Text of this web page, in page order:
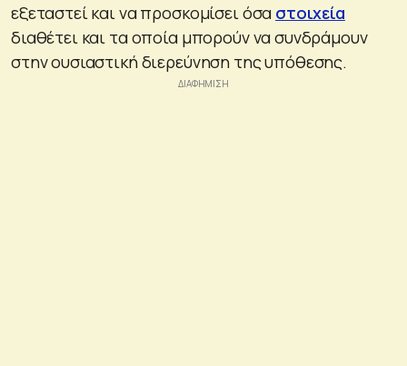
εξεταστεί και να προσκομίσει όσα στοιχεία
διαθέτει και τα οποία μπορούν να συνδράμουν
στην ουσιαστική διερεύνηση της υπόθεσης.